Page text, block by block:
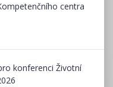
centra
konferenci Životní